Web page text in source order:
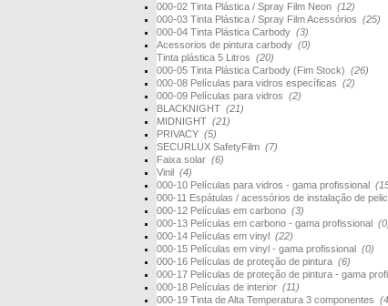
000-02 Tinta Plástica / Spray Film Neon (12)
000-03 Tinta Plástica / Spray Film Acessórios (25)
000-04 Tinta Plástica Carbody (3)
Acessorios de pintura carbody (0)
Tinta plástica 5 Litros (20)
000-05 Tinta Plástica Carbody (Fim Stock) (26)
000-08 Películas para vidros específicas (2)
000-09 Películas para vidros (2)
BLACKNIGHT (21)
MIDNIGHT (21)
PRIVACY (5)
SECURLUX SafetyFilm (7)
Faixa solar (6)
Vinil (4)
000-10 Películas para vidros - gama profissional
000-11 Espátulas / acessórios de instalação de
000-12 Películas em carbono (3)
000-13 Películas em carbono - gama profissional
000-14 Películas em vinyl (22)
000-15 Películas em vinyl - gama profissional (0)
000-16 Películas de proteção de pintura (6)
000-17 Películas de proteção de pintura - gama
000-18 Películas de interior (11)
000-19 Tinta de Alta Temperatura 3 componentes